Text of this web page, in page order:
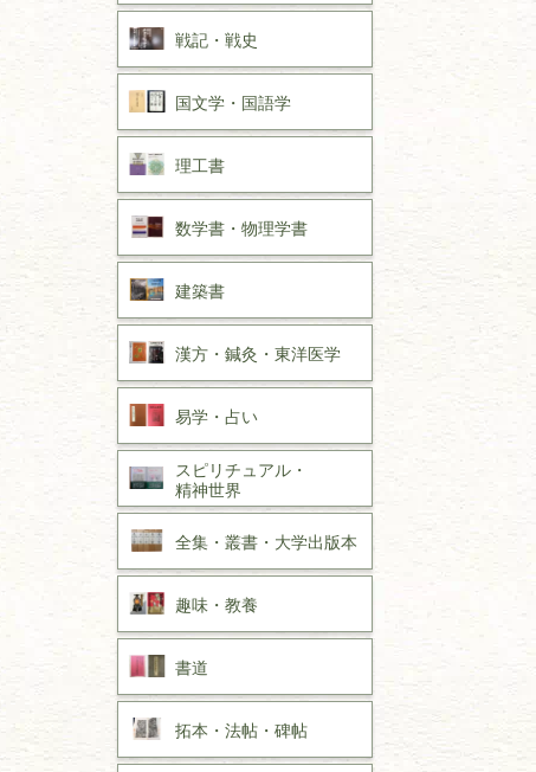
戦記・戦史
国文学・ 国語学
理工書
数学書・ 物理学書
建築書
漢方・ 鍼灸・ 東洋医学
易学・ 占い
スピリチュアル・
精神世界
全集・ 叢書・ 大学出版本
趣味・ 教養
書道
拓本・法帖・ 碑帖